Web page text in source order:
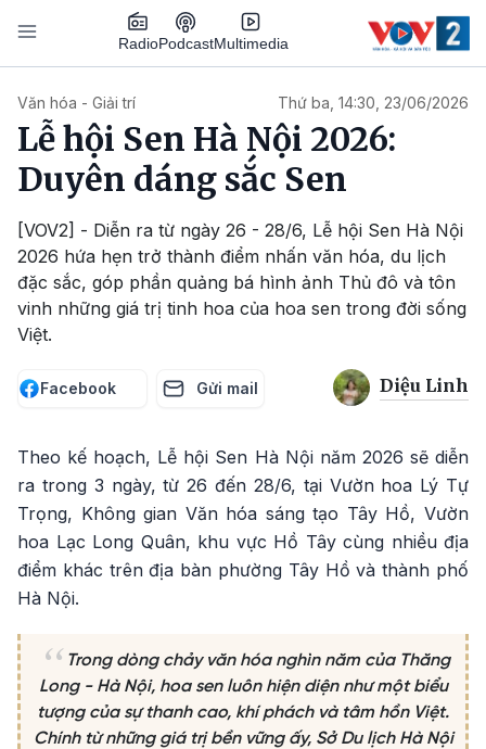
Nhảy đến nội dung
RadioPodcastMultimedia
Văn hóa - Giải trí Thứ ba, 14:30, 23/06/2026
Lễ hội Sen Hà Nội 2026:
Duyên dáng sắc Sen
[VOV2] - Diễn ra từ ngày 26 - 28/6, Lễ hội Sen Hà Nội
2026 hứa hẹn trở thành điểm nhấn văn hóa, du lịch
đặc sắc, góp phần quảng bá hình ảnh Thủ đô và tôn
vinh những giá trị tinh hoa của hoa sen trong đời sống
Việt.
Facebook Gửi mail Diệu Linh
Theo kế hoạch, Lễ hội Sen Hà Nội năm 2026 sẽ diễn
ra trong 3 ngày, từ 26 đến 28/6, tại Vườn hoa Lý Tự
Trọng, Không gian Văn hóa sáng tạo Tây Hồ, Vườn
hoa Lạc Long Quân, khu vực Hồ Tây cùng nhiều địa
điểm khác trên địa bàn phường Tây Hồ và thành phố
Hà Nội.
Trong dòng chảy văn hóa nghìn năm của Thăng
Long - Hà Nội, hoa sen luôn hiện diện như một biểu
tượng của sự thanh cao, khí phách và tâm hồn Việt.
Chính từ những giá trị bền vững ấy, Sở Du lịch Hà Nội